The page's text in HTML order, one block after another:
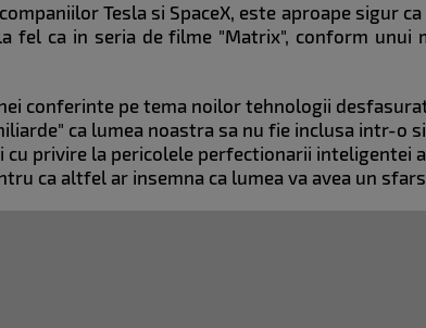
Tesla si SpaceX, este aproape sigur
fel ca in seria de filme "Matrix", conform unui
conferinte pe tema noilor tehnologii
ca lumea noastra sa nu fie inclusa intr-o
cu privire la pericolele perfectionarii inteligentei
ca altfel ar insemna ca lumea va avea un